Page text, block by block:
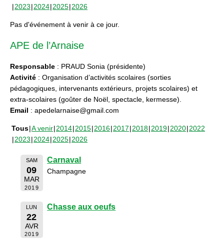
2023 2024 2025 2026
Pas d'événement à venir à ce jour.
APE de l’Arnaise
Responsable : PRAUD Sonia (présidente)
Activité : Organisation d’activités scolaires (sorties
pédagogiques, intervenants extérieurs, projets scolaires) et
extra-scolaires (goûter de Noël, spectacle, kermesse).
Email : apedelarnaise@gmail.com
Tous A venir 2014 2015 2016 2017 2018 2019 2020 2022
2023 2024 2025 2026
SAM
09
MAR
2019
Carnaval
Champagne
LUN
22
AVR
2019
Chasse aux oeufs